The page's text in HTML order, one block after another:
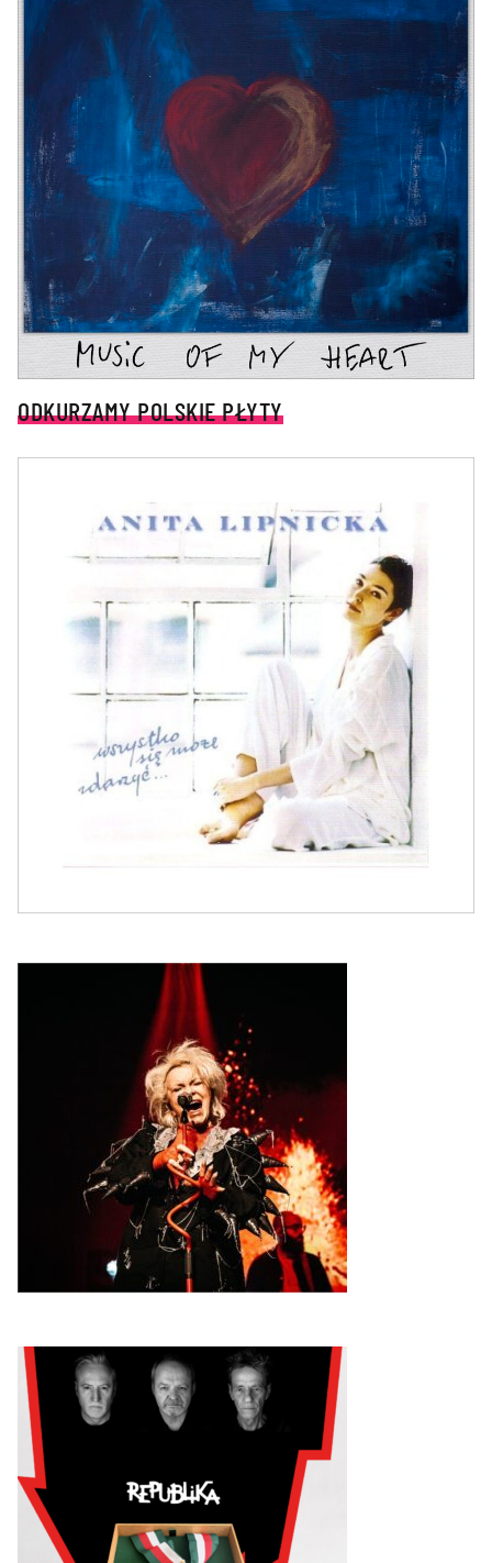
ODKURZAMY POLSKIE PŁYTY